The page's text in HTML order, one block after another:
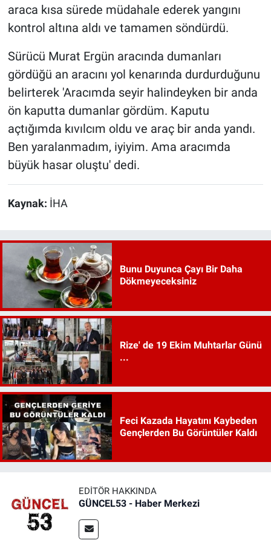
araca kısa sürede müdahale ederek yangını
kontrol altına aldı ve tamamen söndürdü.
Sürücü Murat Ergün aracında dumanları
gördüğü an aracını yol kenarında durdurduğunu
belirterek 'Aracımda seyir halindeyken bir anda
ön kaputta dumanlar gördüm. Kaputu
açtığımda kıvılcım oldu ve araç bir anda yandı.
Ben yaralanmadım, iyiyim. Ama aracımda
büyük hasar oluştu' dedi.
Kaynak: İHA
Bunu Duyunca Çayı Bir Daha
Dökmeyeceksiniz
Rize' de 19 Ekim Muhtarlar Günü
...
Feci Kazada Hayatını Kaybeden
Gençlerden Bu Görüntüler Kaldı
EDITÖR HAKKINDA
GÜNCEL53 - Haber Merkezi